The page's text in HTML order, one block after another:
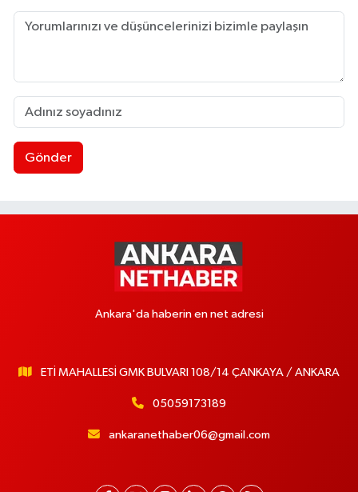
Gönder
Ankara'da haberin en net adresi
ETİ MAHALLESİ GMK BULVARI 108/14 ÇANKAYA / ANKARA
05059173189
ankaranethaber06@gmail.com